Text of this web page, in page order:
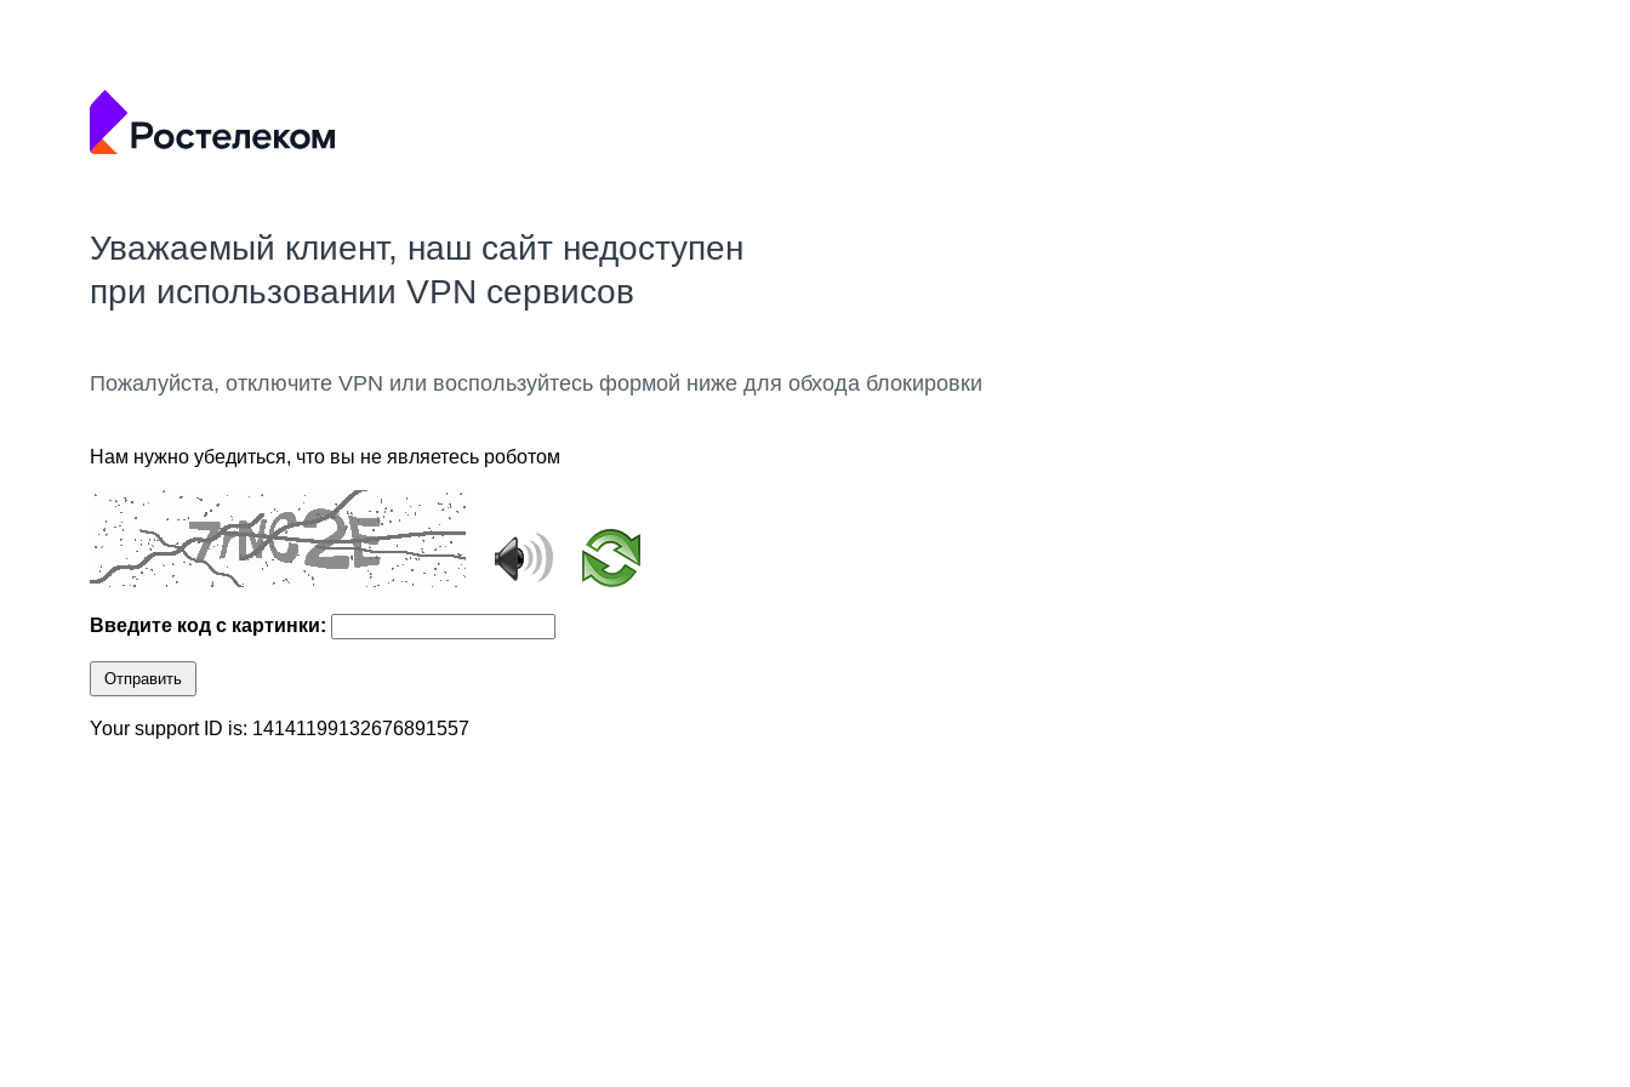
Уважаемый клиент, наш сайт недоступен
при использовании VPN сервисов
Пожалуйста, отключите VPN или воспользуйтесь формой ниже для обхода блокировки
Нам нужно убедиться, что вы не являетесь роботом
Введите код с картинки:
Отправить
Your support ID is: 14141199132676891557